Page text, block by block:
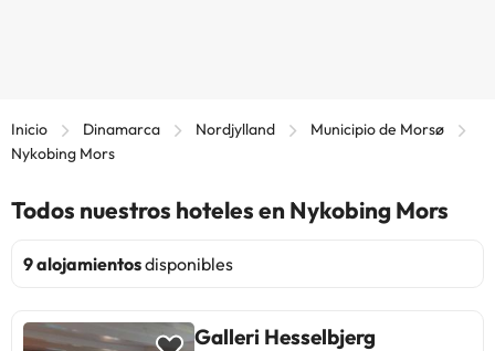
Inicio Dinamarca Nordjylland
Municipio de Morsø
Nykobing Mors
Todos nuestros hoteles en Nykobing Mors
9 alojamientosdisponibles
Galleri Hesselbjerg